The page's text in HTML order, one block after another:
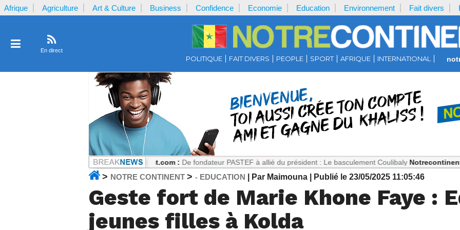
Afrique Agriculture Art & Culture Business Confidence Economie Education Environnement Fait divers
En direct
POLITIQUE FAIT DIVERS PEOPLE SPORT AFRIQUE INTERNATIONAL
Notrecontinent.com : De fondateur PASTEF à allié du président : Le basculement Coulibaly Notrecontinent.com :
> NOTRE CONTINENT > - EDUCATION | Par Maimouna | Publié le 23/05/2025 11:05:46
Geste fort de Marie Khone Faye :
jeunes filles à Kolda